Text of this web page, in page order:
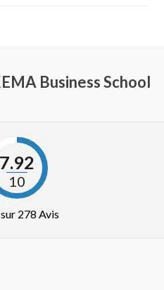
Business School
7.92
10
278 Avis